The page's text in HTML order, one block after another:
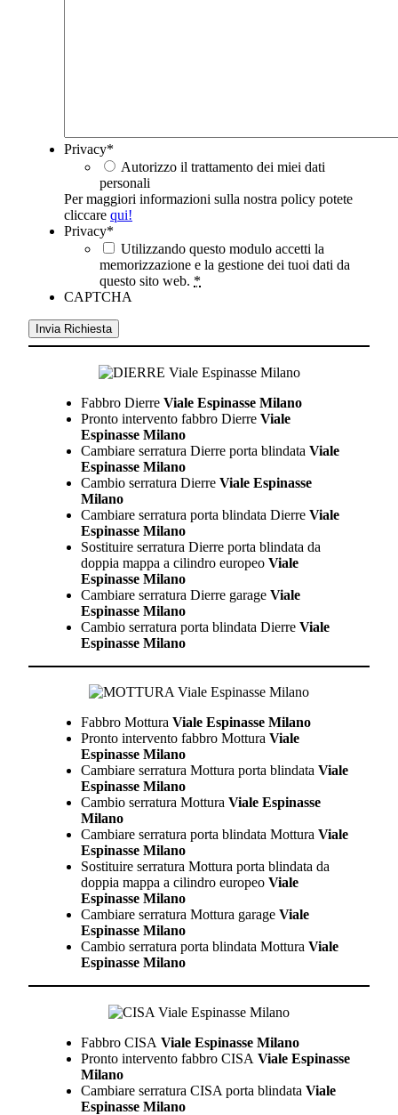
Privacy*
Autorizzo il trattamento dei miei dati
personali
Per maggiori informazioni sulla nostra policy potete
cliccare qui!
Privacy*
Utilizzando questo modulo accetti la
memorizzazione e la gestione dei tuoi dati da
questo sito web. *
CAPTCHA
Fabbro Dierre Viale Espinasse Milano
Pronto intervento fabbro Dierre Viale
Espinasse Milano
Cambiare serratura Dierre porta blindata Viale
Espinasse Milano
Cambio serratura Dierre Viale Espinasse
Milano
Cambiare serratura porta blindata Dierre Viale
Espinasse Milano
Sostituire serratura Dierre porta blindata da
doppia mappa a cilindro europeo Viale
Espinasse Milano
Cambiare serratura Dierre garage Viale
Espinasse Milano
Cambio serratura porta blindata Dierre Viale
Espinasse Milano
Fabbro Mottura Viale Espinasse Milano
Pronto intervento fabbro Mottura Viale
Espinasse Milano
Cambiare serratura Mottura porta blindata Viale
Espinasse Milano
Cambio serratura Mottura Viale Espinasse
Milano
Cambiare serratura porta blindata Mottura Viale
Espinasse Milano
Sostituire serratura Mottura porta blindata da
doppia mappa a cilindro europeo Viale
Espinasse Milano
Cambiare serratura Mottura garage Viale
Espinasse Milano
Cambio serratura porta blindata Mottura Viale
Espinasse Milano
Fabbro CISA Viale Espinasse Milano
Pronto intervento fabbro CISA Viale Espinasse
Milano
Cambiare serratura CISA porta blindata Viale
Espinasse Milano